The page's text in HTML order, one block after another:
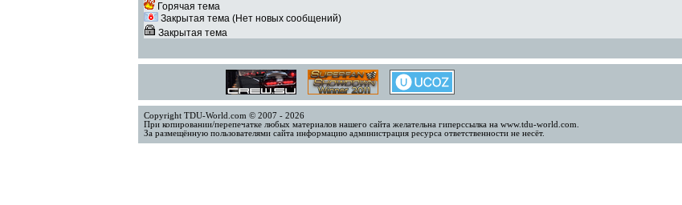
Горячая тема
Закрытая тема (Нет новых сообщений)
Закрытая тема
Copyright TDU-World.com © 2007 - 2026
При копировании/перепечатке любых материалов нашего сайта желательна гиперссылка на www.tdu-world.com.
За размещённую пользователями сайта информацию администрация ресурса ответственности не несёт.